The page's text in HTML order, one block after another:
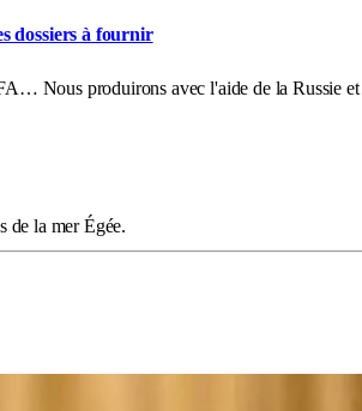
dossiers à fournir
Nous produirons avec l'aide de la Russie
de la mer Égée.